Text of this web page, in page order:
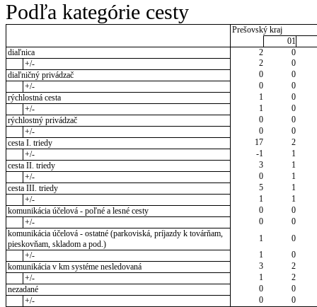
Podľa kategórie cesty
Prešovský kraj
01
diaľnica
2
0
+/-
2
0
diaľničný privádzač
0
0
+/-
0
0
rýchlostná cesta
1
0
+/-
1
0
rýchlostný privádzač
0
0
+/-
0
0
cesta I. triedy
17
2
+/-
-1
1
cesta II. triedy
3
1
+/-
0
1
cesta III. triedy
5
1
+/-
1
1
komunikácia účelová - poľné a lesné cesty
0
0
+/-
0
0
komunikácia účelová - ostatné (parkoviská, príjazdy k továrňam,
pieskovňam, skladom a pod.)
1
0
+/-
1
0
komunikácia v km systéme nesledovaná
3
2
+/-
1
2
nezadané
0
0
+/-
0 0